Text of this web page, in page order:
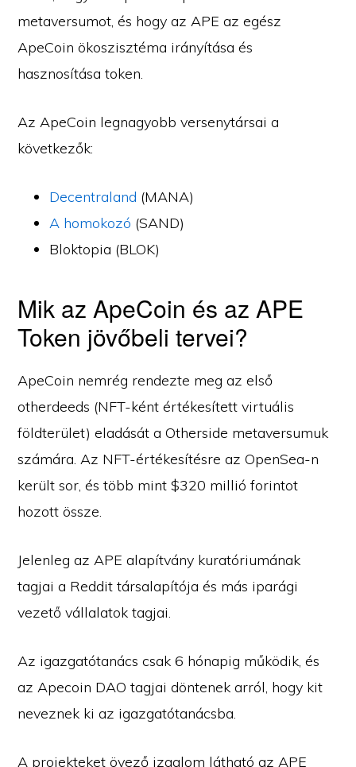
metaversumot, és hogy az APE az egész
ApeCoin ökoszisztéma irányítása és
hasznosítása token.
Az ApeCoin legnagyobb versenytársai a
következők:
Decentraland (MANA)
A homokozó (SAND)
Bloktopia (BLOK)
Mik az ApeCoin és az APE
Token jövőbeli tervei?
ApeCoin nemrég rendezte meg az első
otherdeeds (NFT-ként értékesített virtuális
földterület) eladását a Otherside metaversumuk
számára. Az NFT-értékesítésre az OpenSea-n
került sor, és több mint $320 millió forintot
hozott össze.
Jelenleg az APE alapítvány kuratóriumának
tagjai a Reddit társalapítója és más iparági
vezető vállalatok tagjai.
Az igazgatótanács csak 6 hónapig működik, és
az Apecoin DAO tagjai döntenek arról, hogy kit
neveznek ki az igazgatótanácsba.
A projekteket övező izgalom látható az APE